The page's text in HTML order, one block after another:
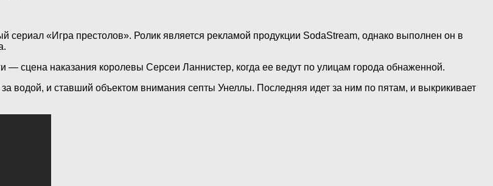
«Игра престолов». Ролик является рекламой продукции SodaStream, однако выполнен он в
— сцена наказания королевы Серсеи Ланнистер, когда ее ведут по улицам города обнаженной.
водой, и ставший объектом внимания септы Унеллы. Последняя идет за ним по пятам, и выкрикивает